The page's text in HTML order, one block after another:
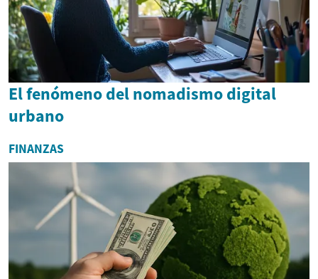
El fenómeno del nomadismo digital
urbano
FINANZAS